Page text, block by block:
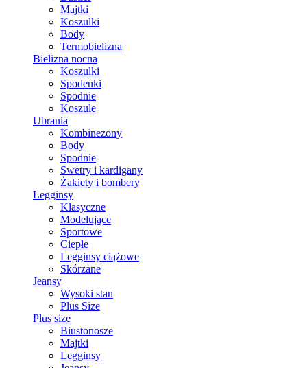
Majtki
Koszulki
Body
Termobielizna
Bielizna nocna
Koszulki
Spodenki
Spodnie
Koszule
Ubrania
Kombinezony
Body
Spodnie
Swetry i kardigany
Żakiety i bombery
Legginsy
Klasyczne
Modelujące
Sportowe
Ciepłe
Legginsy ciążowe
Skórzane
Jeansy
Wysoki stan
Plus Size
Plus size
Biustonosze
Majtki
Legginsy